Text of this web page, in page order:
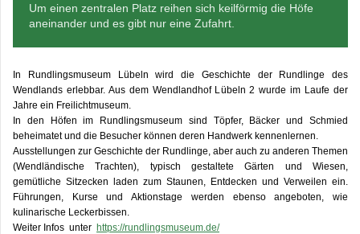
Um einen zentralen Platz reihen sich keilförmig die Höfe
aneinander und es gibt nur eine Zufahrt.
In Rundlingsmuseum Lübeln wird die Geschichte der Rundlinge des
Wendlands erlebbar. Aus dem Wendlandhof Lübeln 2 wurde im Laufe der
Jahre ein Freilichtmuseum.
In den Höfen im Rundlingsmuseum sind Töpfer, Bäcker und Schmied
beheimatet und die Besucher können deren Handwerk kennenlernen.
Ausstellungen zur Geschichte der Rundlinge, aber auch zu anderen Themen
(Wendländische Trachten), typisch gestaltete Gärten und Wiesen,
gemütliche Sitzecken laden zum Staunen, Entdecken und Verweilen ein.
Führungen, Kurse und Aktionstage werden ebenso angeboten, wie
kulinarische Leckerbissen.
Weiter Infos unter https://rundlingsmuseum.de/